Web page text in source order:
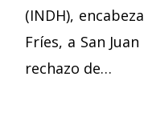
(INDH),
Fríes, a San
rechazo de…